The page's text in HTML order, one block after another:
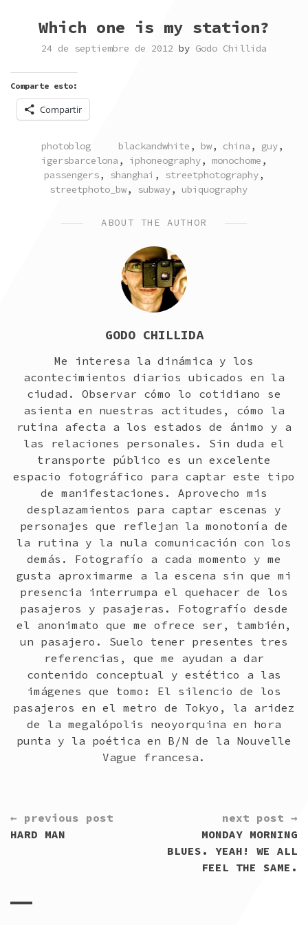
Which one is my station?
24 de septiembre de 2012 by Godo Chillida
Comparte esto:
Compartir
POSTED
IN
photoblog TAGGED
blackandwhite , bw, china , guy,
igersbarcelona , iphoneography, monochome ,
passengers, shanghai , streetphotography,
streetphoto_bw, subway, ubiquography
ABOUT THE AUTHOR
GODO CHILLIDA
Me interesa la dinámica y los
acontecimientos diarios ubicados en la
ciudad. Observar cómo lo cotidiano se
asienta en nuestras actitudes, cómo la
rutina afecta a los estados de ánimo y a
las relaciones personales. Sin duda el
transporte público es un excelente
espacio fotográfico para captar este tipo
de manifestaciones. Aprovecho mis
desplazamientos para captar escenas y
personajes que reflejan la monotonía de
la rutina y la nula comunicación con los
demás. Fotografío a cada momento y me
gusta aproximarme a la escena sin que mi
presencia interrumpa el quehacer de los
pasajeros y pasajeras. Fotografío desde
el anonimato que me ofrece ser, también,
un pasajero. Suelo tener presentes tres
referencias, que me ayudan a dar
contenido conceptual y estético a las
imágenes que tomo: El silencio de los
pasajeros en el metro de Tokyo, la aridez
de la megalópolis neoyorquina en hora
punta y la poética en B/N de la Nouvelle
Vague francesa.
CONTINUE
READING
← previous post
HARD MAN
next post →
MONDAY MORNING
BLUES. YEAH! WE ALL
FEEL THE SAME.